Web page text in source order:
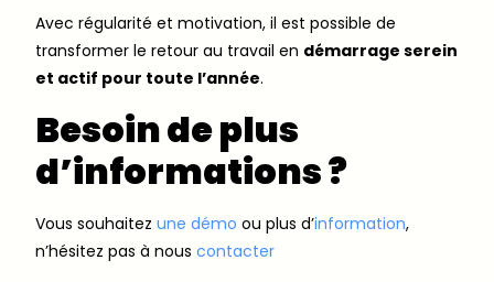
Avec régularité et motivation, il est possible de
transformer le retour au travail en démarrage serein
et actif pour toute l’année.
Besoin de plus
d’informations ?
Vous souhaitez une démo ou plus d’information,
n’hésitez pas à nous contacter